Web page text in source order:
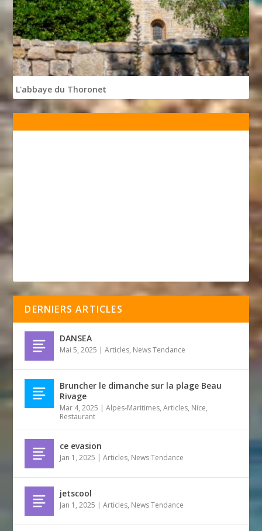
L'abbaye du Thoronet
DERNIERS ARTICLES
DANSEA
Mai 5, 2025 |Articles, News Tendance
Bruncher le dimanche sur la plage Beau
Rivage
Mar 4, 2025 |Alpes-Maritimes,Articles, Nice,
Restaurant
ce evasion
Jan 1, 2025 |Articles, News Tendance
jetscool
Jan 1, 2025 |Articles, News Tendance